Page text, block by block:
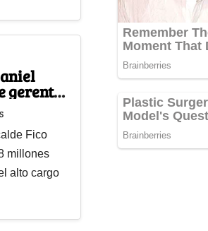
gerente
Fico
millones
alto cargo